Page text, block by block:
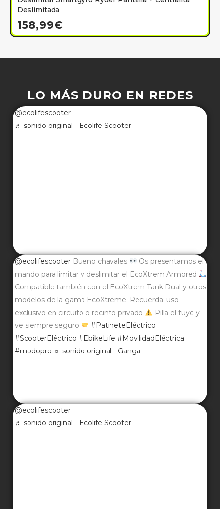
Deslimitada
158,99€
LO MÁS DURO EN REDES
@ecolifescooter
♬ sonido original - Ecolife Scooter
@ecolifescooter Bueno chavales
Os presentamos el
mando para limitar y deslimitar el EcoXtrem Armored
Compatible también con el EcoXtrem Tank Dual y otros
modelos de la gama EcoXtreme. Recuerda: uso
exclusivo en circuito o recinto privado
Pilla el tuyo y
ve siempre seguro
#PatineteEléctrico
#ScooterEléctrico #EbikeLife #MovilidadEléctrica
#modopro ♬ sonido original - Ganga
@ecolifescooter
♬ sonido original - Ecolife Scooter